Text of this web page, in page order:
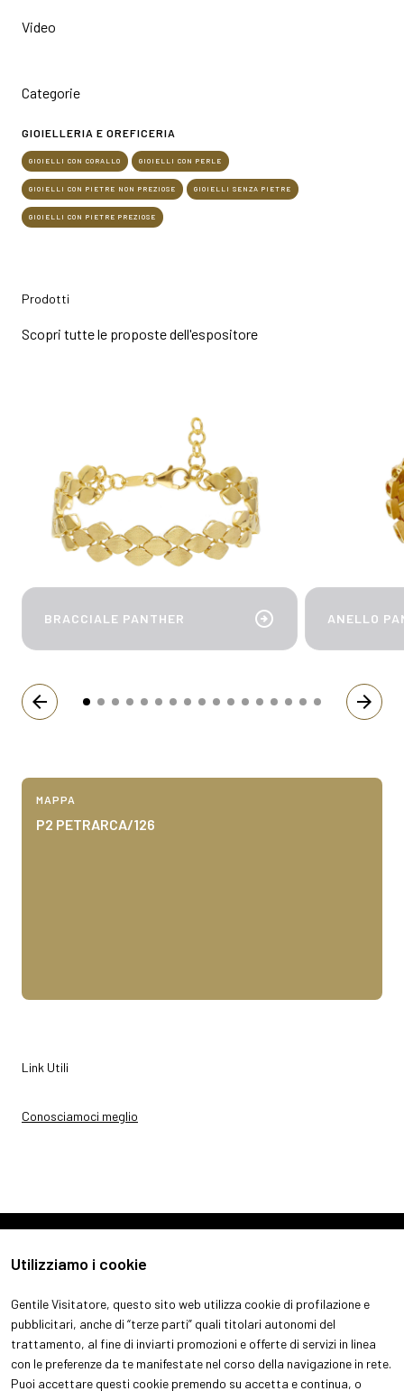
Video
Categorie
GIOIELLERIA E OREFICERIA
GIOIELLI CON CORALLO GIOIELLI CON PERLE
GIOIELLI CON PIETRE NON PREZIOSE GIOIELLI SENZA PIETRE
GIOIELLI CON PIETRE PREZIOSE
Prodotti
Scopri tutte le proposte dell'espositore
BRACCIALE PANTHER arrow_circle_right ANELLO
arrow_back arrow_forward
MAPPA
P2 PETRARCA/126
Link Utili
Conosciamoci meglio
Utilizziamo i cookie
Gentile Visitatore, questo sito web utilizza cookie di profilazione e
pubblicitari, anche di “terze parti” quali titolari autonomi del
trattamento, al fine di inviarti promozioni e offerte di servizi in linea
con le preferenze da te manifestate nel corso della navigazione in rete.
Puoi accettare questi cookie premendo su accetta e continua, o
ABOUT VISITA